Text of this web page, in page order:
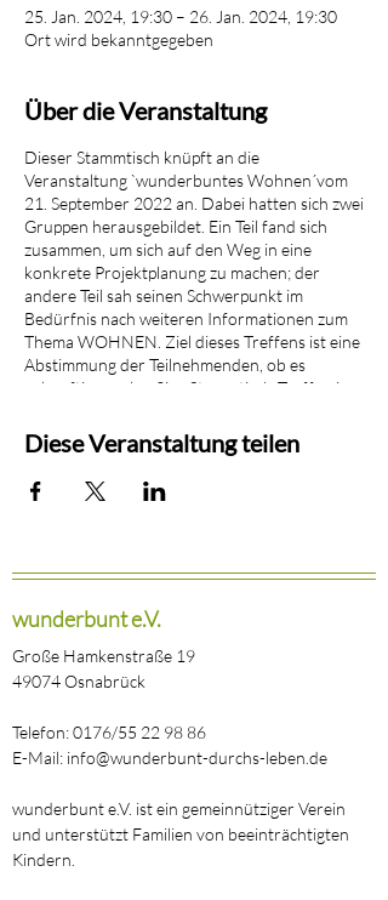
25. Jan. 2024, 19:30 – 26. Jan. 2024, 19:30
Ort wird bekanntgegeben
Über die Veranstaltung
Dieser Stammtisch knüpft an die
Veranstaltung `wunderbuntes Wohnen´vom
21. September 2022 an. Dabei hatten sich zwei
Gruppen herausgebildet. Ein Teil fand sich
zusammen, um sich auf den Weg in eine
konkrete Projektplanung zu machen; der
andere Teil sah seinen Schwerpunkt im
Bedürfnis nach weiteren Informationen zum
Thema WOHNEN. Ziel dieses Treffens ist eine
Abstimmung der Teilnehmenden, ob es
zukünftig regelmäßige Stammtisch-Treffen in
soll und wenn ja, wie zukünftig Organisation,
Struktur und Inhalt gestaltet werden können.
Wunderbunt e.V. bietet die Plattform für die
Vernetzung ist allerdings kein Teilnehmer der
ACHTUNG: Es gibt noch keinen
Räumlichkeiten können an info@wunderbunt-
Diese Veranstaltung teilen
wunderbunt e.V.
Große Hamkenstraße 19
49074 Osnabrück
Telefon: 0176/55 22 98 86
E-Mail: info@wunderbunt-durchs-leben.de
wunderbunt e.V. ist ein gemeinnütziger Verein
und unterstützt Familien von beeinträchtigten
Kindern.